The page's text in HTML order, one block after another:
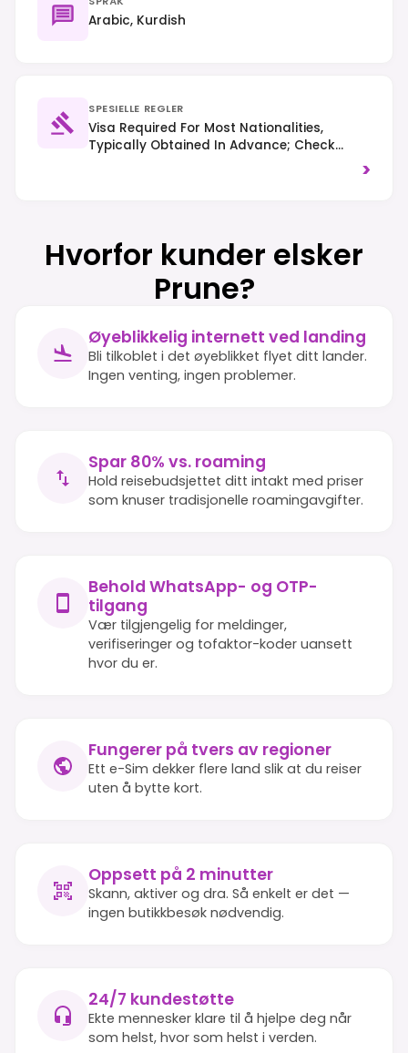
Arabic, Kurdish
SPESIELLE REGLER
Visa Required For Most Nationalities,
Typically Obtained In Advance; Check
To Ongoing Security Concerns.
>
Hvorfor kunder elsker
Prune?
Øyeblikkelig internett ved landing
Bli tilkoblet i det øyeblikket flyet ditt lander.
Ingen venting, ingen problemer.
Spar 80% vs. roaming
Hold reisebudsjettet ditt intakt med priser
som knuser tradisjonelle roamingavgifter.
Behold WhatsApp- og OTP-
tilgang
Vær tilgjengelig for meldinger,
verifiseringer og tofaktor-koder uansett
hvor du er.
Fungerer på tvers av regioner
Ett e-Sim dekker flere land slik at du reiser
uten å bytte kort.
Oppsett på 2 minutter
Skann, aktiver og dra. Så enkelt er det —
ingen butikkbesøk nødvendig.
24/7 kundestøtte
Ekte mennesker klare til å hjelpe deg når
som helst, hvor som helst i verden.